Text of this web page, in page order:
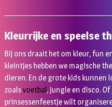
Kleurrijke en speelse
Bij ons draait het om kleur, fun
kleintjes hebben we magische
dieren. En de grote kids kunnen
zoalsvoetbal, jungle en disco.
prinsessenfeestje wilt